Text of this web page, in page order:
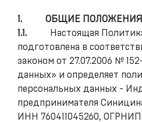
1. ОБЩИЕ ПОЛОЖЕНИЯ
1.1.
Настоящая
подготовлена в
законом от 27.07.2006 №
данных» и определяет
персональных данных -
предпринимателя
ИНН 760411045260, ОГРНИП